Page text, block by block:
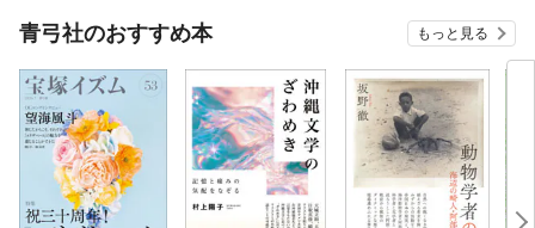
青弓社のおすすめ本 もっと見る